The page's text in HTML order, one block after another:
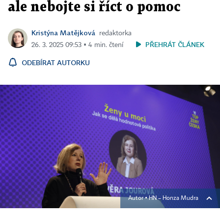
ale nebojte si říct o pomoc
Kristýna Matějková
redaktorka
26. 3. 2025 09:53 ▪ 4 min. čtení
PŘEHRÁT ČLÁNEK
ODEBÍRAT AUTORKU
Autor ▪HN – Honza Mudra